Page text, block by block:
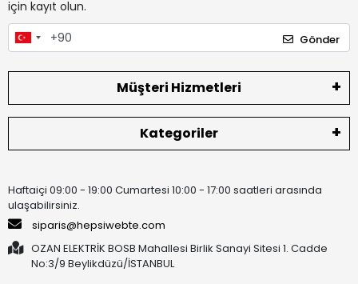
için kayıt olun.
Gönder
Müşteri Hizmetleri
Kategoriler
Haftaiçi 09:00 - 19:00 Cumartesi 10:00 - 17:00 saatleri arasında
ulaşabilirsiniz.
siparis@hepsiwebte.com
OZAN ELEKTRİK BOSB Mahallesi Birlik Sanayi Sitesi 1. Cadde
No:3/9 Beylikdüzü/İSTANBUL